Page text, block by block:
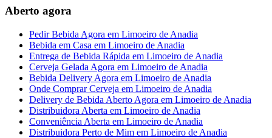
Aberto agora
Pedir Bebida Agora em Limoeiro de Anadia
Bebida em Casa em Limoeiro de Anadia
Entrega de Bebida Rápida em Limoeiro de Anadia
Cerveja Gelada Agora em Limoeiro de Anadia
Bebida Delivery Agora em Limoeiro de Anadia
Onde Comprar Cerveja em Limoeiro de Anadia
Delivery de Bebida Aberto Agora em Limoeiro de Anadia
Distribuidora Aberta em Limoeiro de Anadia
Conveniência Aberta em Limoeiro de Anadia
Distribuidora Perto de Mim em Limoeiro de Anadia